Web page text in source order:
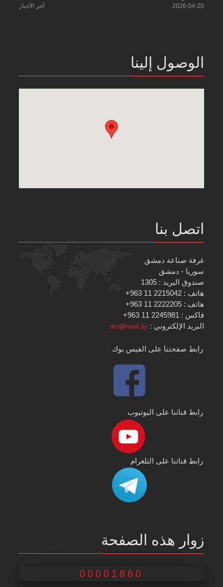
2026-04-20 آخر الأخبار
الوصول إلينا
اتصل بنا
غرفة صناعة دمشق
سوريا - دمشق
صندوق البريد : 1305
هاتف : 2215042 11 963+
هاتف : 2222205 11 963+
فاكس : 2245981 11 963+
البريد الإلكتروني :dci@mail.sy
رابط صفحتنا على الفيس بوك
رابط قناتنا على اليوتيوب
رابط قناتنا على التلغرام
زوار هذه الصفحة
00001860